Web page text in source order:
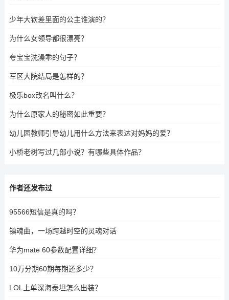
少年大钦差里面的公主谁演的？
为什么女领导都很漂亮？
夸宝宝洗澡乖的句子？
军区大院结局是怎样的？
极乐box改名叫什么？
为什么原家人的秘密如此重要？
幼儿园教师引导幼儿用什么方法来表达对妈妈的爱？
小桥老树写过几部小说？有哪些具体作品？
作者还发布过
95566短信是真的吗？
镇魂曲，一场跨越时空的灵魂对话
华为mate 60参数配置详细？
10万分期60期每期还多少？
LOL上单深海泰坦怎么出装？